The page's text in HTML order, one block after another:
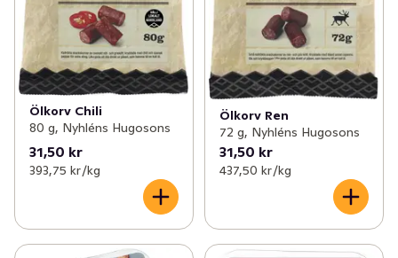
Ölkorv Chili
80 g, Nyhléns Hugosons
31,50 kr
393,75 kr /kg
Ölkorv Ren
72 g, Nyhléns Hugosons
31,50 kr
437,50 kr /kg